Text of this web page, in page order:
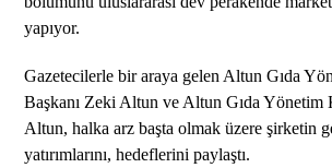
yapıyor.
Gazetecilerle bir araya gelen Altun Gıda
Başkanı Zeki Altun ve Altun Gıda Yönetim
Altun, halka arz başta olmak üzere şirketin
yatırımlarını, hedeflerini paylaştı.